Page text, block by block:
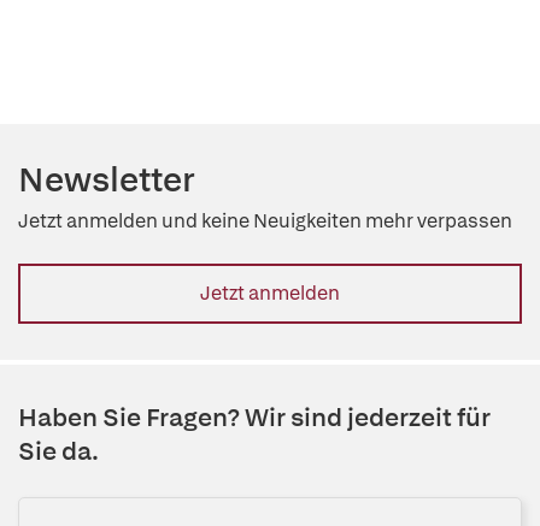
Newsletter
Jetzt anmelden und keine Neuigkeiten mehr verpassen
Jetzt anmelden
Haben Sie Fragen? Wir sind jederzeit für
Sie da.